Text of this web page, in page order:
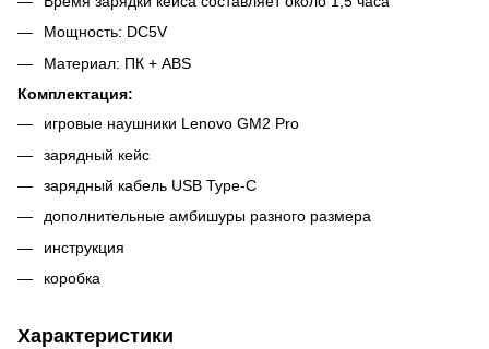
Мощность: DC5V
Материал: ПК + ABS
Комплектация:
игровые наушники Lenovo GM2 Pro
зарядный кейс
зарядный кабель USB Type-C
дополнительные амбишуры разного размера
инструкция
коробка
Характеристики